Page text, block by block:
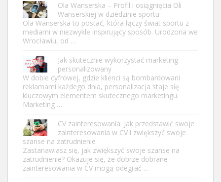
Ola Wanserska – Profil i osiągnięcia Oli
Wanserskiej w dziedzinie sportu
Ola Wanserska to postać, która łączy świat sportu z
mediami w niezwykle inspirujący sposób. Urodzona we
Wrocławiu, od …
Jak skutecznie wykorzystać marketing
personalizowany
W dobie cyfrowej, gdzie klienci są bombardowani
reklamami każdego dnia, personalizacja staje się
kluczowym elementem skutecznego marketingu.
Marketing …
CV zainteresowania: Jak przedstawić swoje
zainteresowania w CV i zwiększyć swoje
szanse na zatrudnienie
Zastanawiasz się, jak zwiększyć swoje szanse na
zatrudnienie? Okazuje się, że dobrze dobrane
zainteresowania w CV mogą odegrać …